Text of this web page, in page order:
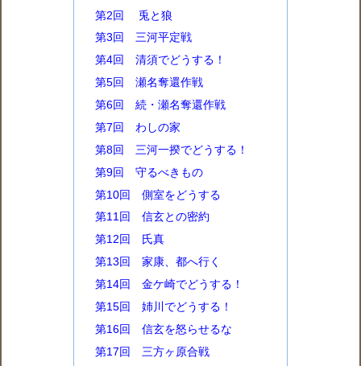
第2回 兎と狼
第3回 三河平定戦
第4回 清須でどうする！
第5回 瀬名奪還作戦
第6回 続・瀬名奪還作戦
第7回 わしの家
第8回 三河一揆でどうする！
第9回 守るべきもの
第10回 側室をどうする
第11回 信玄との密約
第12回 氏真
第13回 家康、都へ行く
第14回 金ケ崎でどうする！
第15回 姉川でどうする！
第16回 信玄を怒らせるな
第17回 三方ヶ原合戦